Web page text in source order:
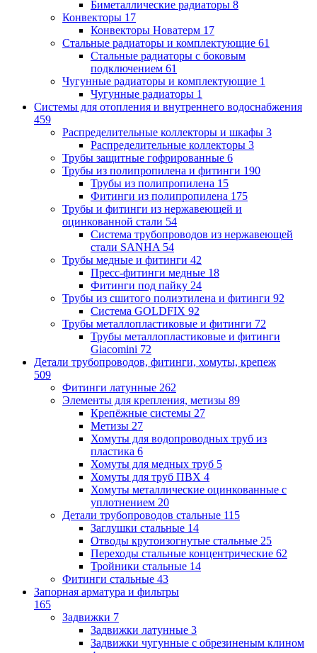
Биметаллические радиаторы 8
Конвекторы 17
Конвекторы Новатерм 17
Стальные радиаторы и комплектующие 61
Стальные радиаторы с боковым
подключением 61
Чугунные радиаторы и комплектующие 1
Чугунные радиаторы 1
Системы для отопления и внутреннего водоснабжения
459
Распределительные коллекторы и шкафы 3
Распределительные коллекторы 3
Трубы защитные гофрированные 6
Трубы из полипропилена и фитинги 190
Трубы из полипропилена 15
Фитинги из полипропилена 175
Трубы и фитинги из нержавеющей и
оцинкованной стали 54
Система трубопроводов из нержавеющей
стали SANHA 54
Трубы медные и фитинги 42
Пресс-фитинги медные 18
Фитинги под пайку 24
Трубы из сшитого полиэтилена и фитинги 92
Система GOLDFIX 92
Трубы металлопластиковые и фитинги 72
Трубы металлопластиковые и фитинги
Giacomini 72
Детали трубопроводов, фитинги, хомуты, крепеж
509
Фитинги латунные 262
Элементы для крепления, метизы 89
Крепёжные системы 27
Метизы 27
Хомуты для водопроводных труб из
пластика 6
Хомуты для медных труб 5
Хомуты для труб ПВХ 4
Хомуты металлические оцинкованные с
уплотнением 20
Детали трубопроводов стальные 115
Заглушки стальные 14
Отводы крутоизогнутые стальные 25
Переходы стальные концентрические 62
Тройники стальные 14
Фитинги стальные 43
Запорная арматура и фильтры
165
Задвижки 7
Задвижки латунные 3
Задвижки чугунные с обрезиненым клином